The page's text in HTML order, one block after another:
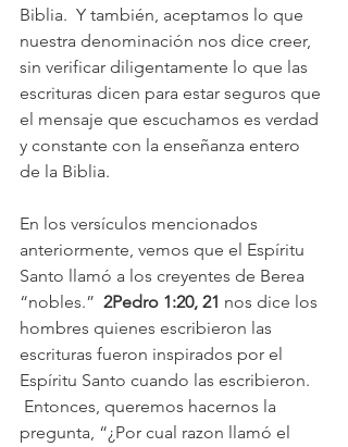
Biblia.  Y también, aceptamos lo que
nuestra denominación nos dice creer,
sin verificar diligentamente lo que las
escrituras dicen para estar seguros que
el mensaje que escuchamos es verdad
y constante con la enseñanza entero
de la Biblia.
En los versículos mencionados
anteriormente, vemos que el Espíritu
Santo llamó a los creyentes de Berea
“nobles.” 2Pedro 1:20, 21 nos dice los
hombres quienes escribieron las
escrituras fueron inspirados por el
Espíritu Santo cuando las escribieron.
Entonces, queremos hacernos la
pregunta, “¿Por cual razon llamó el